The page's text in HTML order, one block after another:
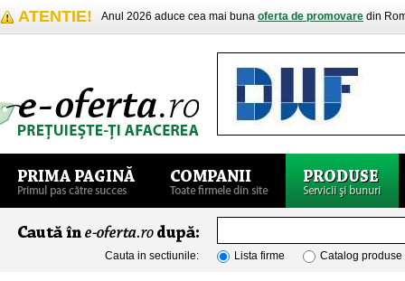
ATENTIE! Anul 2026 aduce cea mai buna oferta de promovare din
Cauta in sectiunile: Lista firme Catalog produse